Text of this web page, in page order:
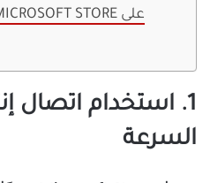
1. استخدام اتصال
السرعة